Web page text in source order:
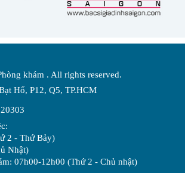
khám . All rights reserved.
Hổ, P12, Q5, TP.HCM
2 - Thứ Bảy)
Nhật)
07h00-12h00 (Thứ 2 - Chủ nhật)